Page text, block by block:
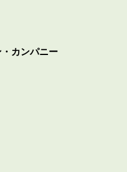
カンパニー